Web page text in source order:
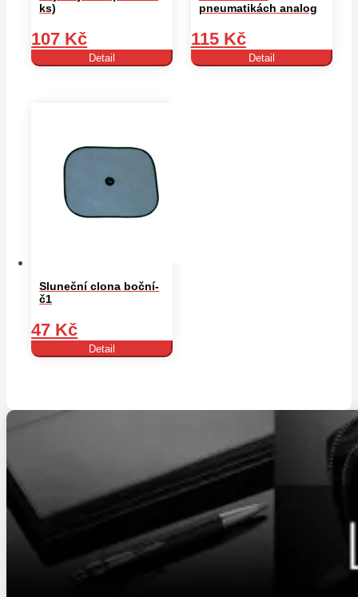
ks)
107 Kč
Detail
pneumatikách analog
115 Kč
Detail
Sluneční clona boční-
č1
47 Kč
Detail